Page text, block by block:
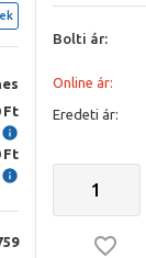
Ft
Ft
Bolti ár:
Online ár:
Eredeti ár: